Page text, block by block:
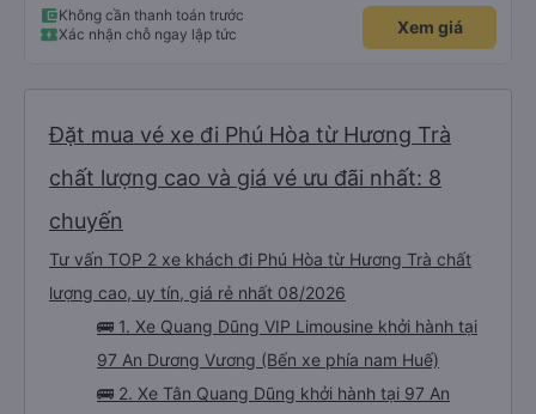
Không cần thanh toán trước
Xác nhận chỗ ngay lập tức
Xem giá
Đặt mua vé xe đi Phú Hòa từ Hương Trà
chất lượng cao và giá vé ưu đãi nhất: 8
chuyến
Tư vấn TOP 2 xe khách đi Phú Hòa từ Hương Trà chất
lượng cao, uy tín, giá rẻ nhất 08/2026
🚌 1. Xe Quang Dũng VIP Limousine khởi hành tại
97 An Dương Vương (Bến xe phía nam Huế)
🚌 2. Xe Tân Quang Dũng khởi hành tại 97 An